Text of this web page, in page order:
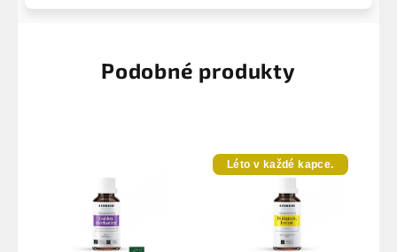
Podobné produkty
Léto v každé kapce.